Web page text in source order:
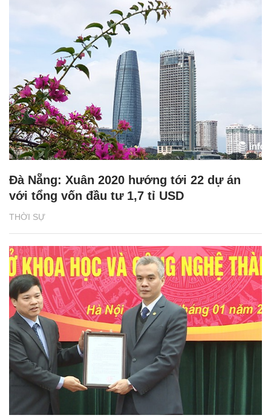
THỜI SỰ
Đà Nẵng: Xuân 2020 hướng tới 22 dự án
với tổng vốn đầu tư 1,7 tỉ USD